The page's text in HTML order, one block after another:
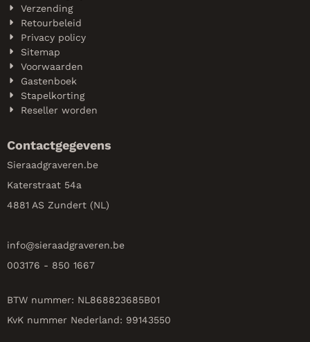
Verzending
Retourbeleid
Privacy policy
Sitemap
Voorwaarden
Gastenboek
Stapelkorting
Reseller worden
Contactgegevens
Sieraadgraveren.be
Katerstraat 54a
4881 AS Zundert (NL)
info@sieraadgraveren.be
003176 - 850 1667
BTW nummer: NL868823685B01
KvK nummer Nederland: 99143550